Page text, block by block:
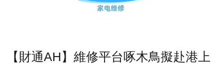
【財通AH】維修平台啄木鳥擬赴港上